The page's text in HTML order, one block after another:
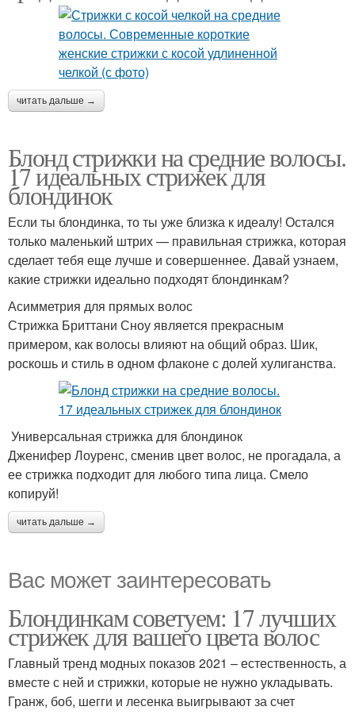
Прически с челкой
читать дальше →
Блонд стрижки на средние волосы.
17 идеальных стрижек для
блондинок
Если ты блондинка, то ты уже близка к идеалу! Остался
только маленький штрих — правильная стрижка, которая
сделает тебя еще лучше и совершеннее. Давай узнаем,
какие стрижки идеально подходят блондинкам?
Асимметрия для прямых волос
Стрижка Бриттани Сноу является прекрасным
примером, как волосы влияют на общий образ. Шик,
роскошь и стиль в одном флаконе с долей хулиганства.
Универсальная стрижка для блондинок
Дженифер Лоуренс, сменив цвет волос, не прогадала, а
ее стрижка подходит для любого типа лица. Смело
копируй!
читать дальше →
Вас может заинтересовать
Блондинкам советуем: 17 лучших
стрижек для вашего цвета волос
Главный тренд модных показов 2021 – естественность, а
вместе с ней и стрижки, которые не нужно укладывать.
Гранж, боб, шегги и лесенка выигрывают за счет